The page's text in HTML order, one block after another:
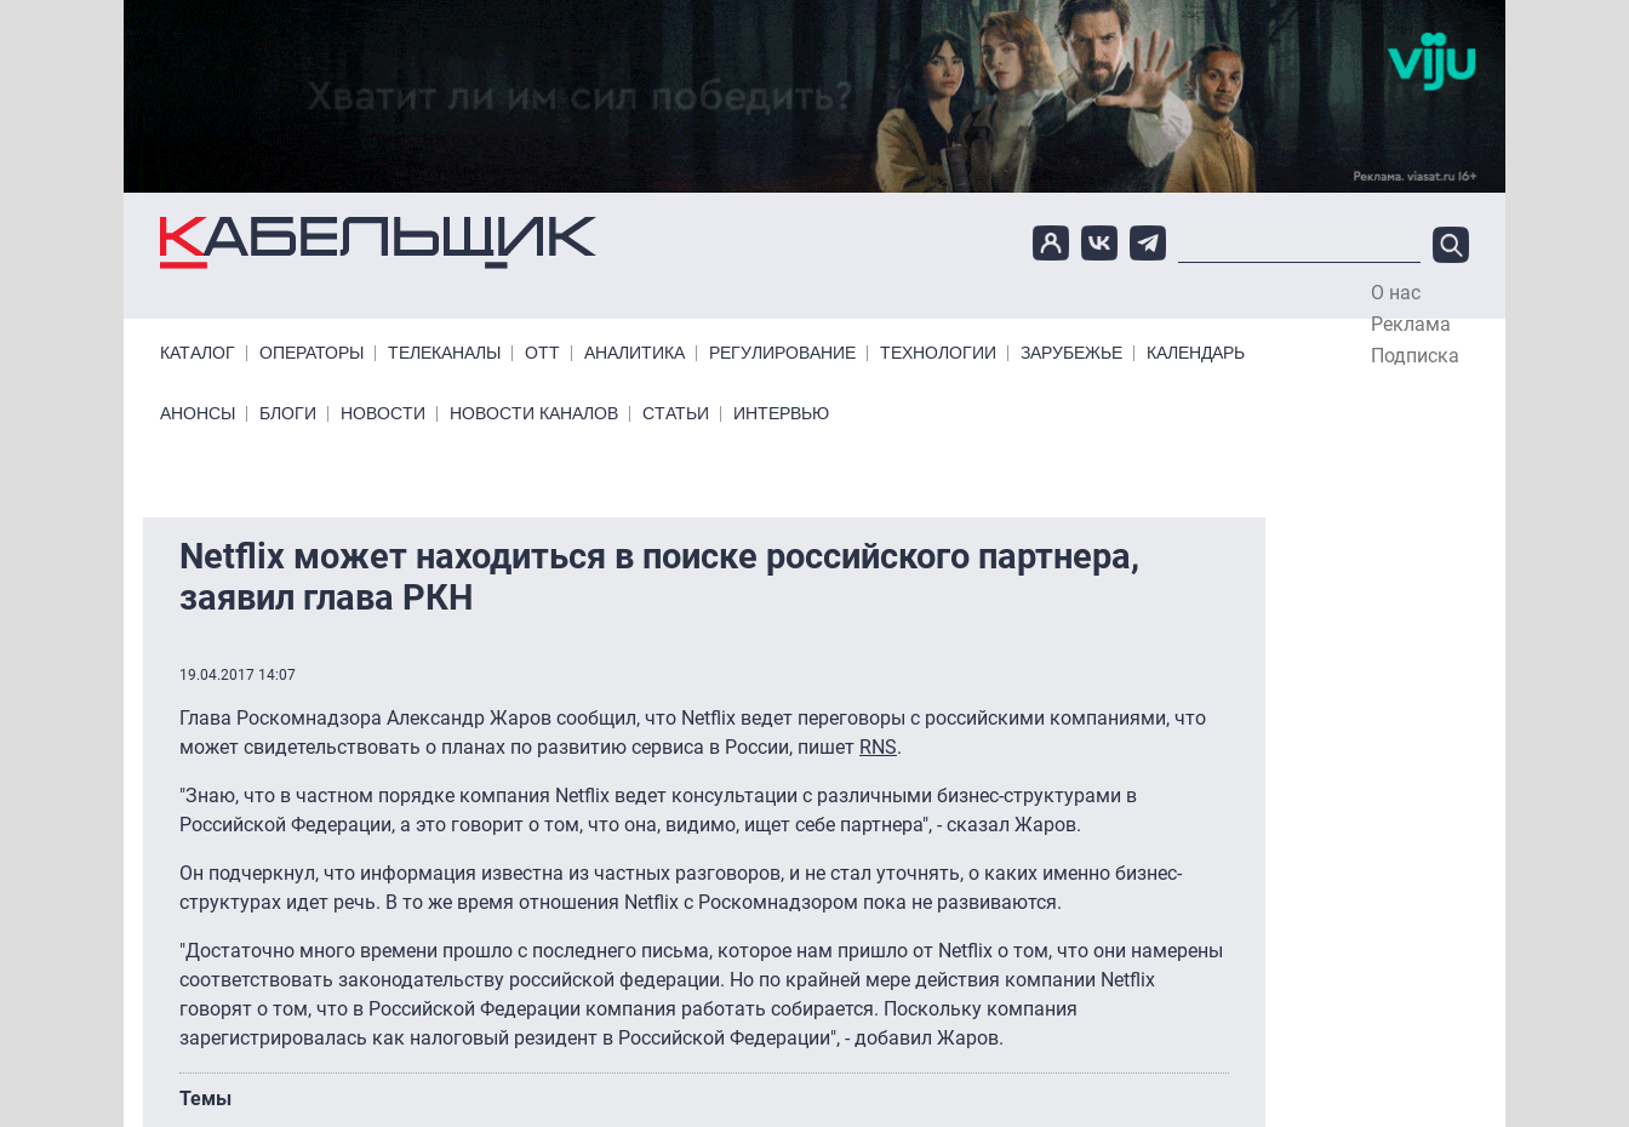
О нас
Реклама
Подписка
КАТАЛОГ ОПЕРАТОРЫ ТЕЛЕКАНАЛЫ ОТТ АНАЛИТИКА РЕГУЛИРОВАНИЕ ТЕХНОЛОГИИ ЗАРУБЕЖЬЕ КАЛЕНДАРЬ
Primary links bottom
АНОНСЫ БЛОГИ НОВОСТИ НОВОСТИ КАНАЛОВ СТАТЬИ ИНТЕРВЬЮ
Netflix может находиться в поиске российского партнера,
заявил глава РКН
19.04.2017 14:07
Глава Роскомнадзора Александр Жаров сообщил, что Netflix ведет переговоры с российскими компаниями, что
может свидетельствовать о планах по развитию сервиса в России, пишет RNS.
"Знаю, что в частном порядке компания Netflix ведет консультации с различными бизнес-структурами в
Российской Федерации, а это говорит о том, что она, видимо, ищет себе партнера", - сказал Жаров.
Он подчеркнул, что информация известна из частных разговоров, и не стал уточнять, о каких именно бизнес-
структурах идет речь. В то же время отношения Netflix с Роскомнадзором пока не развиваются.
"Достаточно много времени прошло с последнего письма, которое нам пришло от Netflix о том, что они намерены
соответствовать законодательству российской федерации. Но по крайней мере действия компании Netflix
говорят о том, что в Российской Федерации компания работать собирается. Поскольку компания
зарегистрировалась как налоговый резидент в Российской Федерации", - добавил Жаров.
Темы